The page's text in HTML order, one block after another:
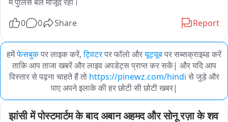
में पुलिस बल मौजूद रहा।
0 0 Share Report
हमेंफेसबुकपर लाइक करें, ट्विटरपर फॉलो औरयूट्यूबपर सब्सक्राइब्ड करें
ताकि आप ताजा खबरें और लाइव अपडेट्स प्राप्त कर सकें| और यदि आप
विस्तार से पढ़ना चाहते हैं तो https://pinewz.com/hindi से जुड़े और
पाए अपने इलाके की हर छोटी सी छोटी खबर|
झांसी में पोस्टमार्टम के बाद अबान अहमद और सोनू रज़ा के शव